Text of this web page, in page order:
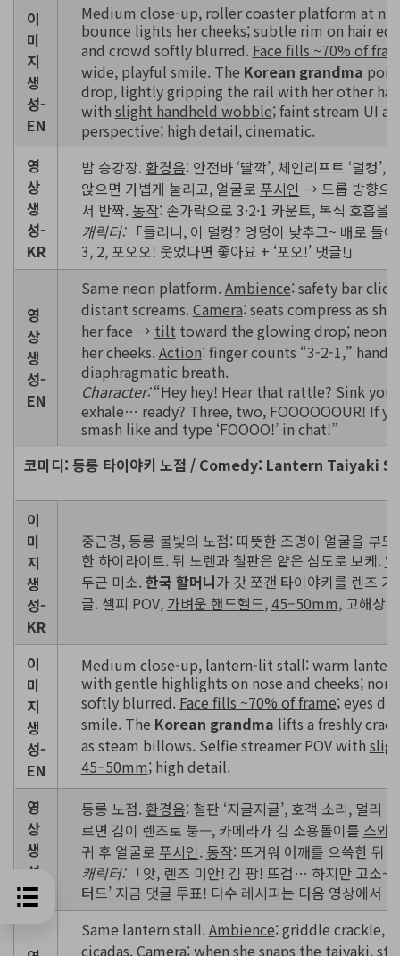
이
미
지
생
성-
EN
Medium close-up, roller coaster platform at
bounce lights her cheeks; subtle rim on hair
and crowd softly blurred. Face fills ~70% of
wide, playful smile. The Korean grandma
drop, lightly gripping the rail with her other
with slight handheld wobble; faint stream UI
perspective; high detail, cinematic.
영
상
생
성-
KR
밤 승강장. 환경음: 안전바 ‘딸깍’, 체인리프트 ‘덜컹’,
앉으면 가볍게 눌리고, 얼굴로 푸시인 → 드롭 방향으
서 반짝. 동작: 손가락으로 3·2·1 카운트, 복식 호흡을
캐릭터:「들리니, 이 덜컹? 엉덩이 낮추고~ 배로 들
3, 2, 포오오! 웃었다면 좋아요 + ‘포오!’ 댓글!」
영
상
생
성-
EN
Same neon platform.Ambience: safety bar
distant screams.Camera: seats compress as
her face → tilt toward the glowing drop; neon
her cheeks.Action: finger counts “3-2-1,” hand
diaphragmatic breath.
Character:“Hey hey! Hear that rattle? Sink
exhale… ready? Three, two, FOOOOOOUR! If
smash like and type ‘FOOOO!’ in chat!”
코미디: 등롱 타이야키 노점 / Comedy: Lantern Taiyaki
이
미
지
생
성-
KR
중근경, 등롱 불빛의 노점: 따뜻한 조명이 얼굴을 부드
한 하이라이트. 뒤 노렌과 철판은 얕은 심도로 보케.
두근 미소.한국 할머니가 갓 쪼갠 타이야키를 렌즈
글. 셀피 POV, 가벼운 핸드헬드,45–50mm, 고해상.
이
미
지
생
성-
EN
Medium close-up, lantern-lit stall: warm
with gentle highlights on nose and cheeks;
softly blurred. Face fills ~70% of frame; eyes
smile. The Korean grandma lifts a freshly
as steam billows. Selfie streamer POV with
45–50mm; high detail.
영
상
생
성-
KR
등롱 노점. 환경음: 철판 ‘지글지글’, 호객 소리, 멀리
르면 김이 렌즈로 붕—, 카메라가 김 소용돌이를 스와
귀 후 얼굴로 푸시인. 동작: 뜨거워 어깨를 으쓱한 뒤
캐릭터:「앗, 렌즈 미안! 김 팡! 뜨겁… 하지만 고소~!
터드’ 지금 댓글 투표! 다수 레시피는 다음 영상에서
Same lantern stall.Ambience: griddle crackle,
cicadas.Camera: when she snaps the taiyaki,